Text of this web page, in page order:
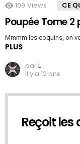
109 Views CE
Poupée Tome 2
Mmmm les coquins, on
PLUS
parL
il y a 12 ans
NEWSLETTER
Reçoit